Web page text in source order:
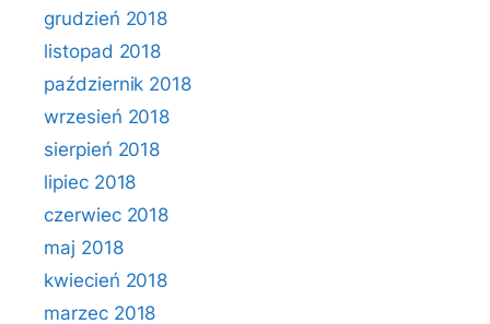
grudzień 2018
listopad 2018
październik 2018
wrzesień 2018
sierpień 2018
lipiec 2018
czerwiec 2018
maj 2018
kwiecień 2018
marzec 2018